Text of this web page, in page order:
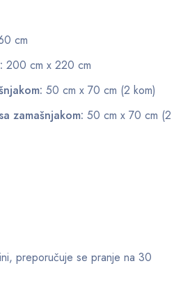
cm
200 cm x 220 cm
50 cm x 70 cm (2 kom)
zamašnjakom: 50 cm x 70 cm (2
preporučuje se pranje na 30